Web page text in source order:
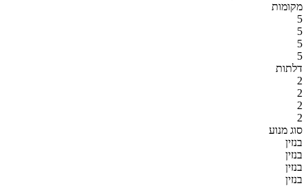
מקומות
5
5
5
5
דלתות
2
2
2
2
סוג מנוע
בנזין
בנזין
בנזין
בנזין